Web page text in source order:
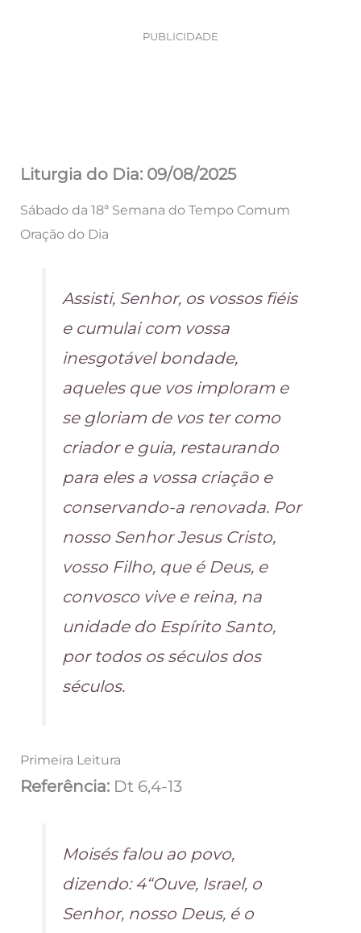
PUBLICIDADE
Liturgia do Dia: 09/08/2025
Sábado da 18ª Semana do Tempo Comum
Oração do Dia
Assisti, Senhor, os vossos fiéis
e cumulai com vossa
inesgotável bondade,
aqueles que vos imploram e
se gloriam de vos ter como
criador e guia, restaurando
para eles a vossa criação e
conservando-a renovada. Por
nosso Senhor Jesus Cristo,
vosso Filho, que é Deus, e
convosco vive e reina, na
unidade do Espírito Santo,
por todos os séculos dos
séculos.
Primeira Leitura
Referência: Dt 6,4-13
Moisés falou ao povo,
dizendo: 4“Ouve, Israel, o
Senhor, nosso Deus, é o